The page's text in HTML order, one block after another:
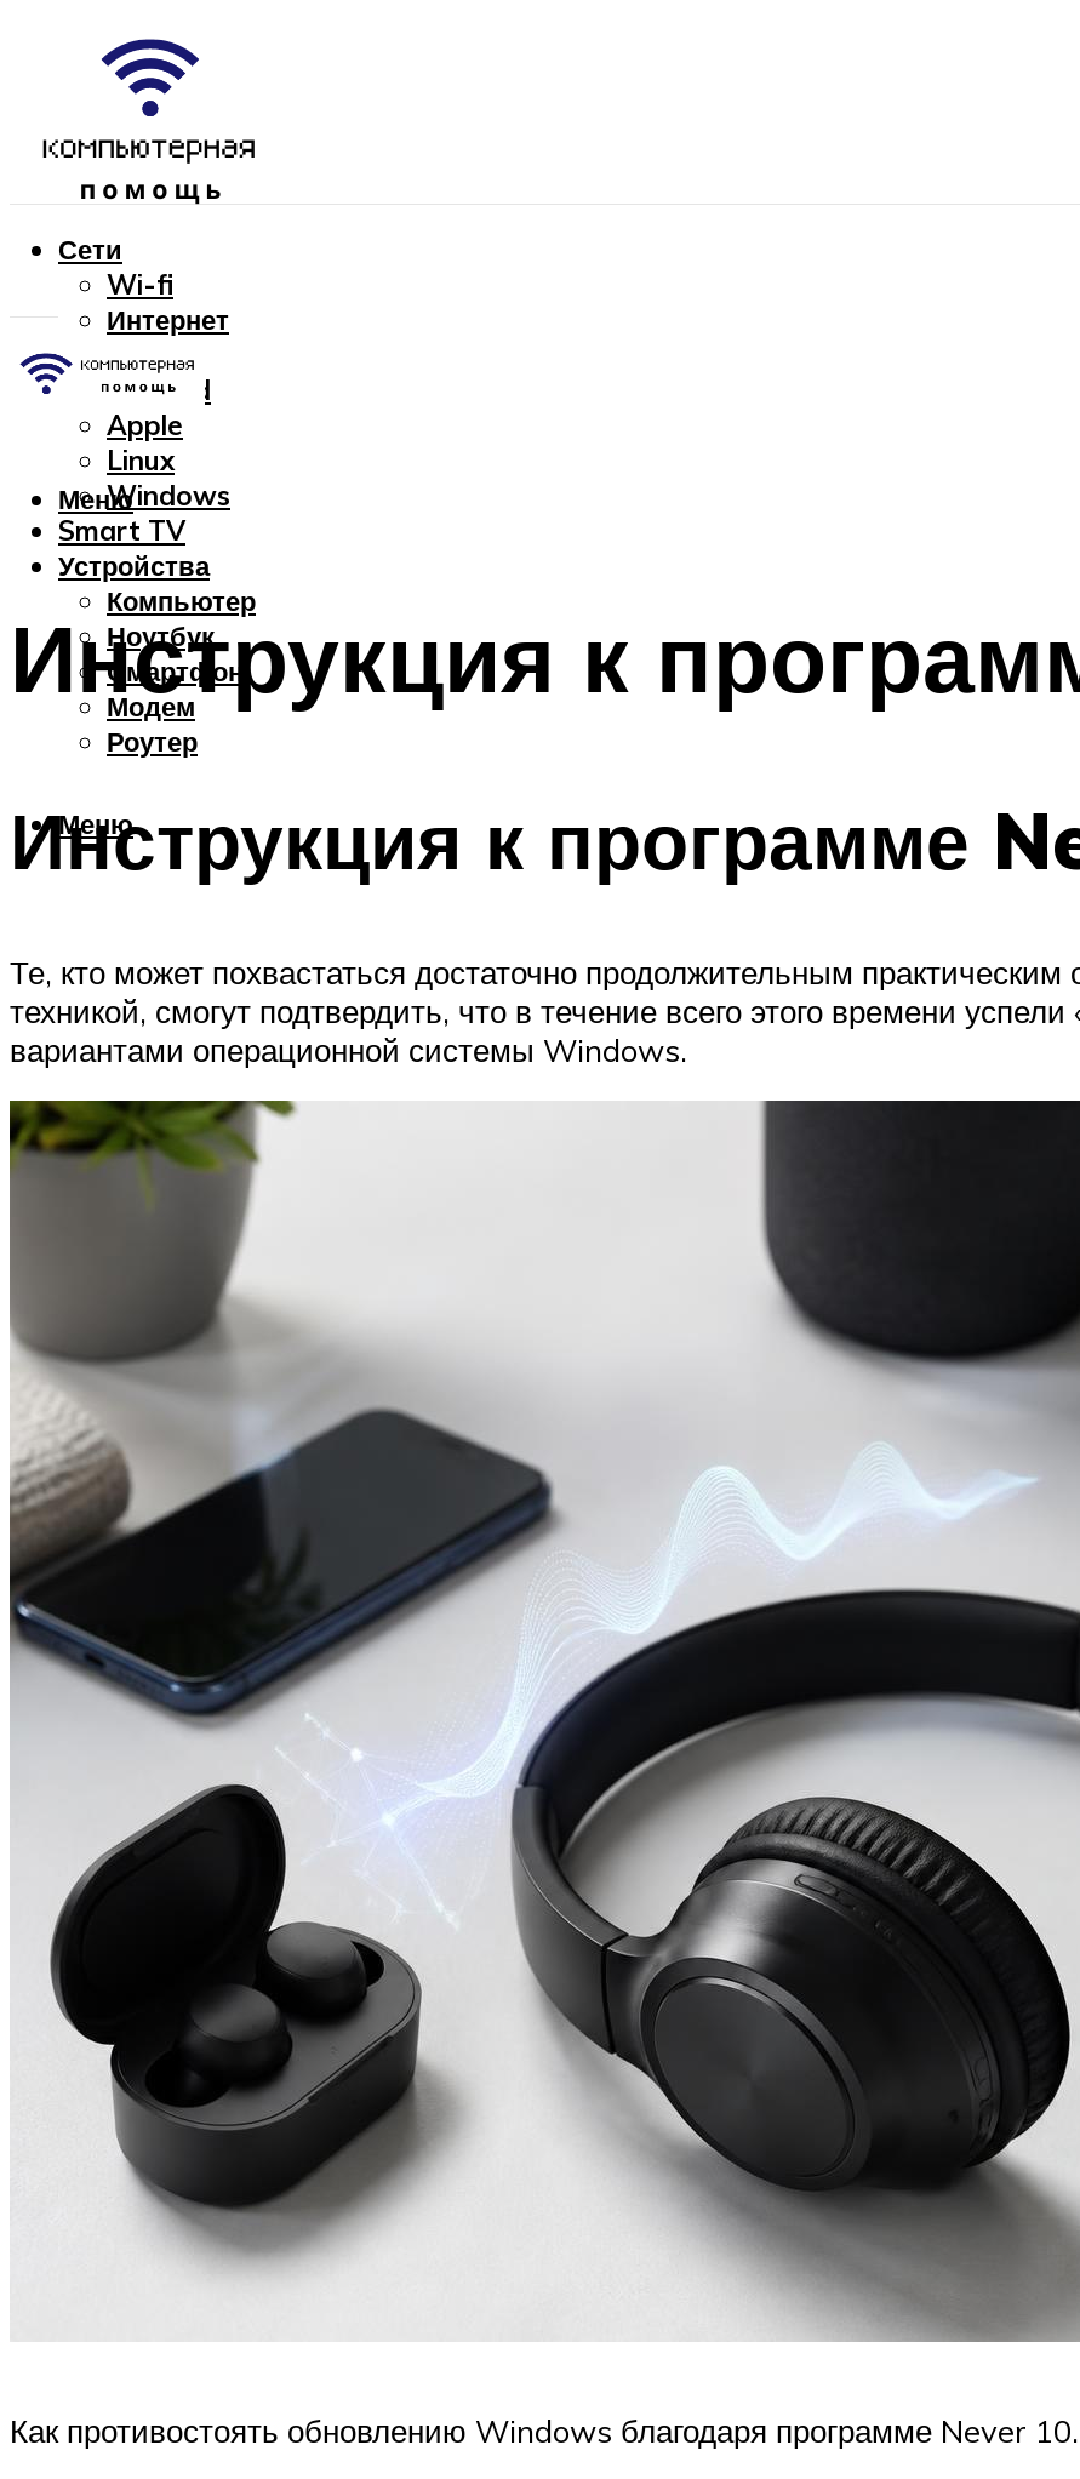
Сети
Wi-fi
Интернет
OC
Android
Apple
Linux
Windows
Smart TV
Устройства
Компьютер
Ноутбук
Смартфон
Модем
Роутер
Меню
Меню
Инструкция к
Инструкция к программе
Те, кто может похвастаться достаточно продолжительным
техникой, смогут подтвердить, что в течение всего этого времени
вариантами операционной системы Windows.
Как противостоять обновлению Windows благодаря программе Never 10.